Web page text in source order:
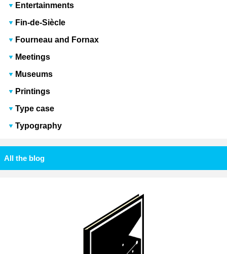
Entertainments
Fin-de-Siècle
Fourneau and Fornax
Meetings
Museums
Printings
Type case
Typography
All the blog